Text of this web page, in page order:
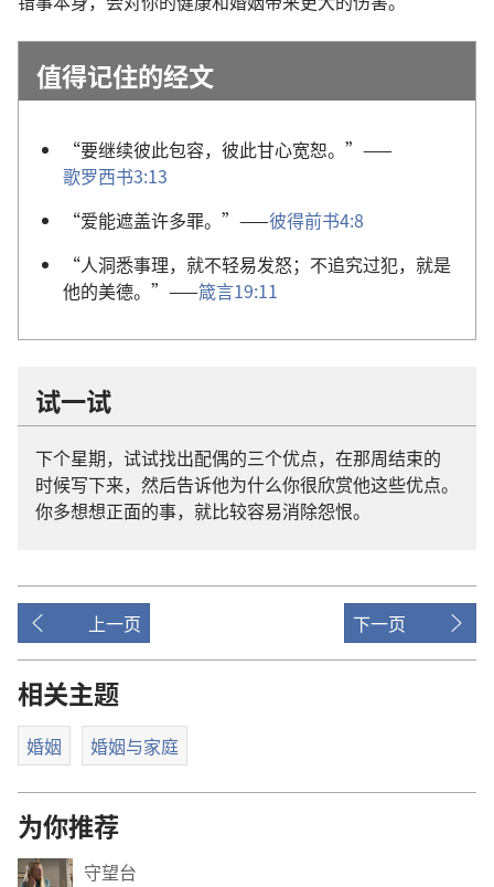
值得记住的经文
“要继续彼此包容， 彼此甘心宽恕。”——
歌罗西书3:13
“爱能遮盖许多罪。”——彼得前书4:8
“人洞悉事理， 就不轻易发怒； 不追究过犯， 就是
他的美德。”——箴言19:11
试一试
下个星期， 试试找出配偶的三个优点， 在那周结束的
时候写下来， 然后告诉他为什么你很欣赏他这些优点。
你多想想正面的事， 就比较容易消除怨恨。
上一页 下一页
相关主题
婚姻 婚姻与家庭
为你推荐
守望台